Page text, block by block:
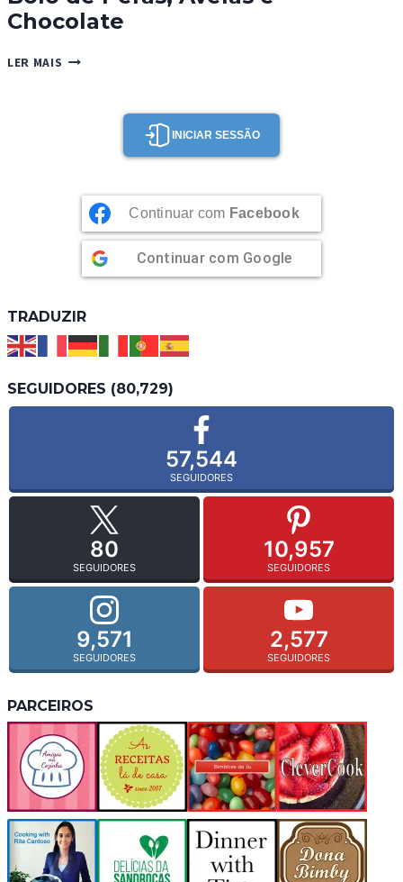
Chocolate
LER MAIS BOLO
CHOCOLATE
INICIAR SESSÃO
Continuar com Facebook
Continuar com Google
TRADUZIR
SEGUIDORES (80,729)
57,544
SEGUIDORES
80
SEGUIDORES
10,957
SEGUIDORES
9,571
SEGUIDORES
2,577
SEGUIDORES
PARCEIROS